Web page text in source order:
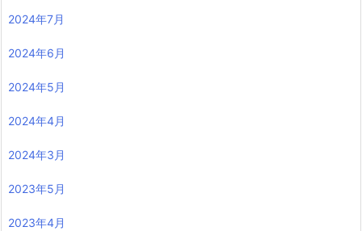
2024年7月
2024年6月
2024年5月
2024年4月
2024年3月
2023年5月
2023年4月